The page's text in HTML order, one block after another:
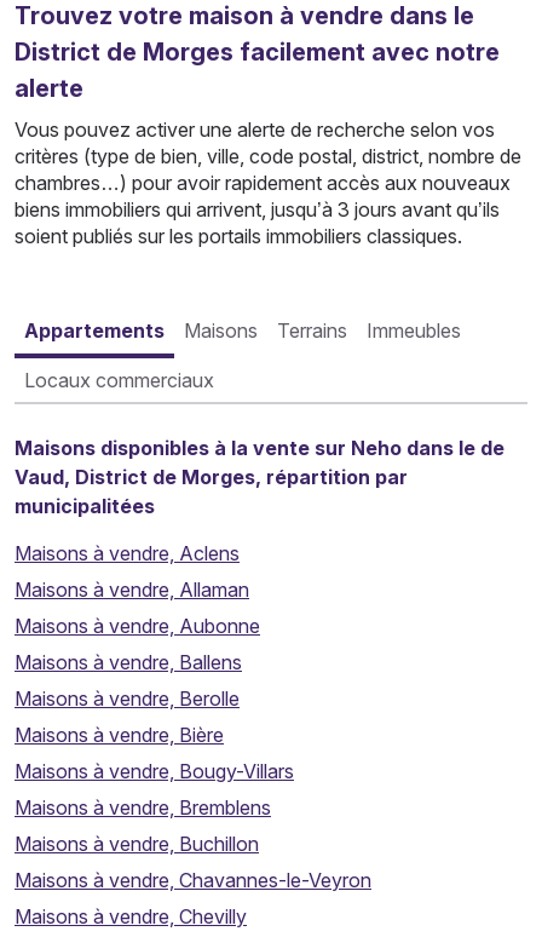
Trouvez votre maison à vendre dans le
District de Morges facilement avec notre
alerte
Vous pouvez activer une alerte de recherche selon vos
critères (type de bien, ville, code postal, district, nombre de
chambres…) pour avoir rapidement accès aux nouveaux
biens immobiliers qui arrivent, jusqu’à 3 jours avant qu’ils
soient publiés sur les portails immobiliers classiques.
Appartements Maisons Terrains Immeubles
Locaux commerciaux
Maisons disponibles à la vente sur Neho dans le de
Vaud, District de Morges, répartition par
municipalitées
Maisons à vendre, Aclens
Maisons à vendre, Allaman
Maisons à vendre, Aubonne
Maisons à vendre, Ballens
Maisons à vendre, Berolle
Maisons à vendre, Bière
Maisons à vendre, Bougy-Villars
Maisons à vendre, Bremblens
Maisons à vendre, Buchillon
Maisons à vendre, Chavannes-le-Veyron
Maisons à vendre, Chevilly